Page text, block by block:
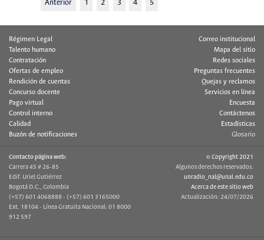
Anterior
1 2 3 4 5
Régimen Legal
Talento humano
Contratación
Ofertas de empleo
Rendición de cuentas
Concurso docente
Pago virtual
Control interno
Calidad
Buzón de notificaciones
Correo institucional
Mapa del sitio
Redes sociales
Preguntas frecuentes
Quejas y reclamos
Servicios en línea
Encuesta
Contáctenos
Estadísticas
Glosario
Contacto página web:
Carrera 45 # 26-85
Edif. Uriel Gutiérrez
Bogotá D.C., Colombia
(+57) 601 4068888 - (+57) 601 3165000
Ext. 18104 - Línea Gratuita Nacional: 01 8000
912 597
© Copyright 2021
Algunos derechos reservados.
unradio_nal@unal.edu.co
Acerca de este sitio web
Actualización: 24/07/2026